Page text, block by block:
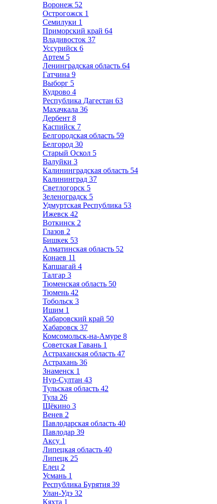
Воронеж 52
Острогожск 1
Семилуки 1
Приморский край 64
Владивосток 37
Уссурийск 6
Артем 5
Ленинградская область 64
Гатчина 9
Выборг 5
Кудрово 4
Республика Дагестан 63
Махачкала 36
Дербент 8
Каспийск 7
Белгородская область 59
Белгород 30
Старый Оскол 5
Валуйки 3
Калининградская область 54
Калининград 37
Светлогорск 5
Зеленоградск 5
Удмуртская Республика 53
Ижевск 42
Воткинск 2
Глазов 2
Бишкек 53
Алматинская область 52
Конаев 11
Капшагай 4
Талгар 3
Тюменская область 50
Тюмень 42
Тобольск 3
Ишим 1
Хабаровский край 50
Хабаровск 37
Комсомольск-на-Амуре 8
Советская Гавань 1
Астраханская область 47
Астрахань 36
Знаменск 1
Нур-Султан 43
Тульская область 42
Тула 26
Щёкино 3
Венев 2
Павлодарская область 40
Павлодар 39
Аксу 1
Липецкая область 40
Липецк 25
Елец 2
Усмань 1
Республика Бурятия 39
Улан-Удэ 32
Кяхта 1